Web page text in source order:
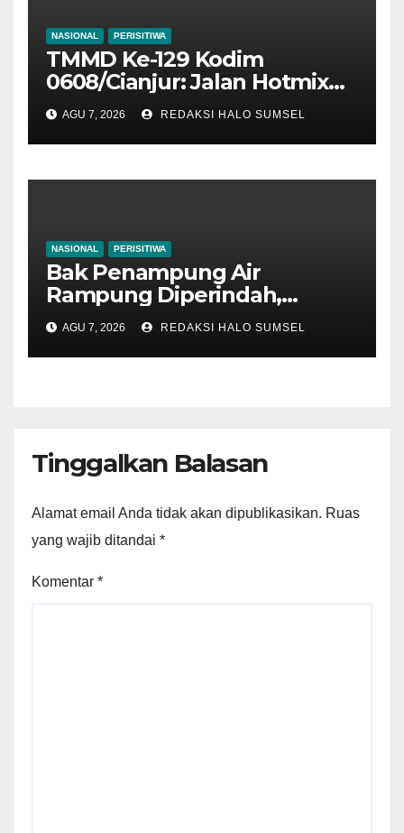
NASIONAL PERISITIWA
TMMD Ke-129 Kodim
0608/Cianjur: Jalan Hotmix
Kampung RT 07/03 Tuntas
100 Persen, Manfaat Nyata
Mulai Dinikmati Warga
AGU 7, 2026 REDAKSI HALO SUMSEL
NASIONAL PERISITIWA
Bak Penampung Air
Rampung Diperindah,
Progres Pipanisasi TMMD Ke-
129 Kodim 0608/Cianjur
Mencapai 98 Persen
AGU 7, 2026 REDAKSI HALO SUMSEL
Tinggalkan Balasan
Alamat email Anda tidak akan dipublikasikan. Ruas
yang wajib ditandai *
Komentar *